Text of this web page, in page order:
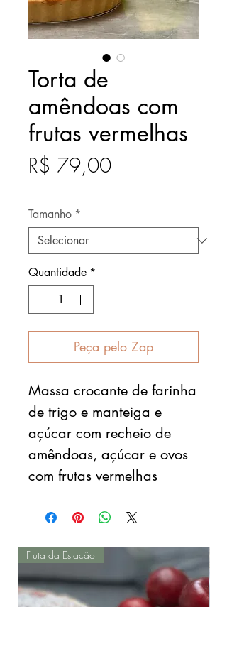
Torta de
amêndoas com
frutas vermelhas
R$ 79,00Preço
Tamanho *
Quantidade *
Peça pelo Zap
Massa crocante de farinha
de trigo e manteiga e
açúcar com recheio de
amêndoas, açúcar e ovos
com frutas vermelhas
Fruta da Estacão